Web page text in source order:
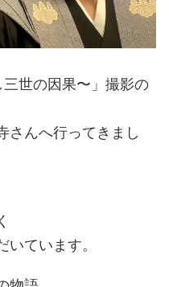
世の因果〜」撮影の
さんへ行ってきまし
ています。